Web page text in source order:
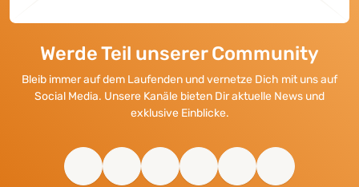
Werde Teil unserer Community
Bleib immer auf dem Laufenden und vernetze Dich mit uns auf
Social Media. Unsere Kanäle bieten Dir aktuelle News und
exklusive Einblicke.